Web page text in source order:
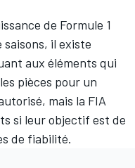
de Formule 1
il existe
aux éléments qui
pièces pour un
mais la FIA
si leur objectif est de
de fiabilité.